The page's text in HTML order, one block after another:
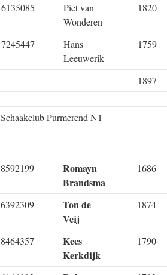
6135085
Piet van
Wonderen
1820
7245447
Hans
Leeuwerik
1759
1897
Schaakclub Purmerend N1
8592199
Romayn
Brandsma
1686
6392309
Ton de
Veij
1874
8464357
Kees
Kerkdijk
1790